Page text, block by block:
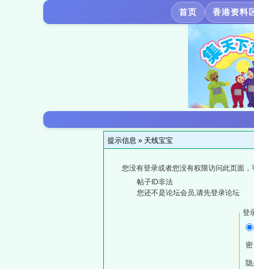
首页 香港资料
提示信息 » 天线宝宝
您没有登录或者您没有权限访问此页面
帖子ID非法
您还不是论坛会员,请先登录论坛
登